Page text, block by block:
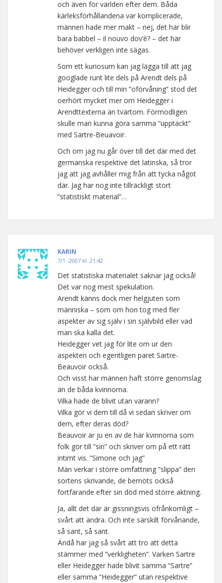
och även för världen efter dem. Båda
kärleksförhållandena var komplicerade,
männen hade mer makt – nej, det här blir
bara babbel – il nouvo dov’è? – det här
behöver verkligen inte sägas.
Som ett kuriosum kan jag lägga till att jag
googlade runt lite dels på Arendt dels på
Heidegger och till min ”oförvåning” stod det
oerhört mycket mer om Heidegger i
Arendttexterna än tvärtom. Förmodligen
skulle man kunna göra samma ”upptäckt”
med Sartre-Beuavoir.
Och om jag nu går över till det där med det
germanska respektive det latinska, så tror
jag att jag avhåller mig från att tycka något
där. Jag har nog inte tillräckligt stort
”statistiskt material”…
KARIN
7/1 -2007 kl. 21:42
Det statistiska materialet saknar jag också!
Det var nog mest spekulation.
Arendt känns dock mer helgjuten som
människa – som om hon tog med fler
aspekter av sig själv i sin självbild eller vad
man ska kalla det.
Heidegger vet jag för lite om ur den
aspekten och egentligen paret Sartre-
Beauvoir också.
Och visst har männen haft större genomslag
än de båda kvinnorna.
Vilka hade de blivit utan varann?
Vilka gör vi dem till då vi sedan skriver om
dem, efter deras död?
Beauvoir är ju en av de här kvinnorna som
folk gör till ”sin” och skriver om på ett rätt
intimt vis. ”Simone och jag”
Män verkar i större omfattning ”slippa” den
sortens skrivande, de bemöts också
fortfarande efter sin död med större aktning.
Ja, allt det där är gissningsvis ofrånkomligt –
svårt att ändra. Och inte särskilt förvånande,
så sant, så sant.
Ändå har jag så svårt att tro att detta
stämmer med ”verkligheten”. Varken Sartre
eller Heidegger hade blivit samma ”Sartre”
eller samma ”Heidegger” utan respektive